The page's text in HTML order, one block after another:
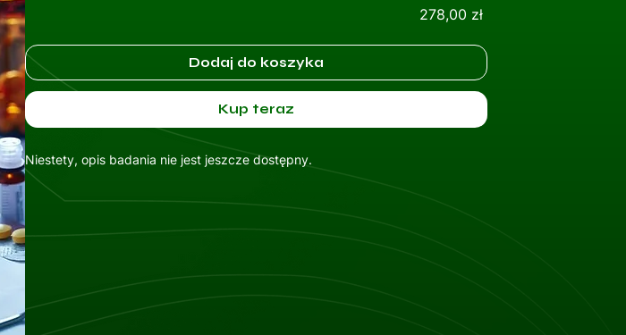
278,00 złCena
Dodaj do koszyka
Kup teraz
Niestety, opis badania nie jest jeszcze dostępny.